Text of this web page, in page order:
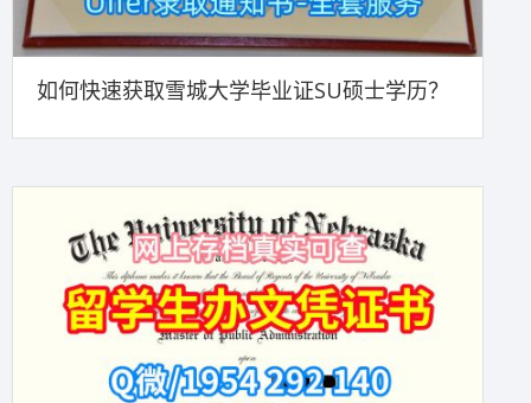
如何快速获取雪城大学毕业证SU硕士学历？